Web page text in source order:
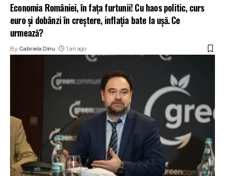
Economia României, în fața furtunii! Cu haos politic, curs
euro și dobânzi în creștere, inflația bate la ușă. Ce
urmează?
By Gabriela Dinu 1 an ago